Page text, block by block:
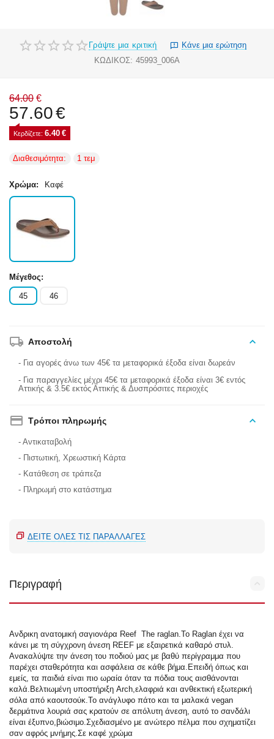
Γράψτε μια κριτική
Κάνε μια ερώτηση
ΚΩΔΙΚΟΣ: 45993_006A
64.00 €
57.60€
Κερδίζετε: 6.40 €
Διαθεσιμότητα: 1 τεμ
Χρώμα: Καφέ
Μέγεθος:
45 46
Αποστολή
- Για αγορές άνω των 45€ τα μεταφορικά έξοδα είναι δωρεάν
- Για παραγγελίες μέχρι 45€ τα μεταφορικά έξοδα είναι 3€ εντός
Αττικής & 3.5€ εκτός Αττικής & Δυσπρόσιτες περιοχές
Τρόποι πληρωμής
- Αντικαταβολή
- Πιστωτική, Χρεωστική Κάρτα
- Κατάθεση σε τράπεζα
- Πληρωμή στο κατάστημα
ΔΕΊΤΕ ΌΛΕΣ ΤΙΣ ΠΑΡΑΛΛΑΓΈΣ
Περιγραφή
Ανδρικη ανατομική σαγιονάρα Reef The raglan.Το Raglan έχει να
κάνει με τη σύγχρονη άνεση REEF με εξαιρετικά καθαρό στυλ.
Ανακαλύψτε την άνεση του ποδιού μας με βαθύ περίγραμμα που
παρέχει σταθερότητα και ασφάλεια σε κάθε βήμα.Επειδή όπως και
εμείς, τα παιδιά είναι πιο ωραία όταν τα πόδια τους αισθάνονται
καλά.Βελτιωμένη υποστήριξη Arch,ελαφριά και ανθεκτική εξωτερική
σόλα από καουτσούκ.Το ανάγλυφο πάτο και τα μαλακά vegan
δερμάτινα λουριά σας κρατούν σε απόλυτη άνεση, αυτό το σανδάλι
είναι έξυπνο,βιώσιμο.Σχεδιασμένο με ανώτερο πέλμα που σχηματίζει
σαν αφρός μνήμης.Σε καφέ χρώμα